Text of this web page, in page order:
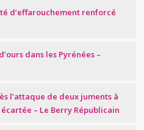
d’effarouchement renforcé
dans les Pyrénées –
l’attaque de deux juments à
– Le Berry Républicain